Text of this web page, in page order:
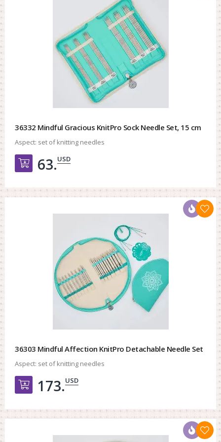
36332 Mindful Gracious KnitPro Sock Needle Set, 15 cm
Aspect: set of knitting needles
Добавить в корзину
63.USD
36303 Mindful Affection KnitPro Detachable Needle Set
Aspect: set of knitting needles
Добавить в корзину
173.USD